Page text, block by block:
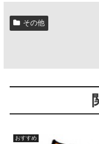
その他
おすすめ